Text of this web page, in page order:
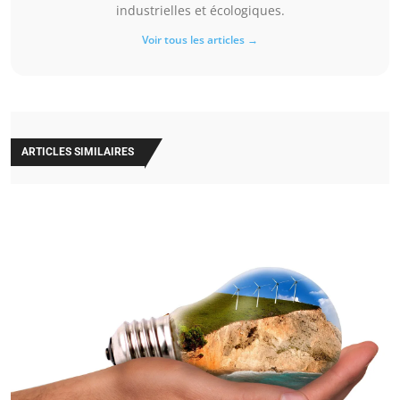
industrielles et écologiques.
Voir tous les articles →
ARTICLES SIMILAIRES